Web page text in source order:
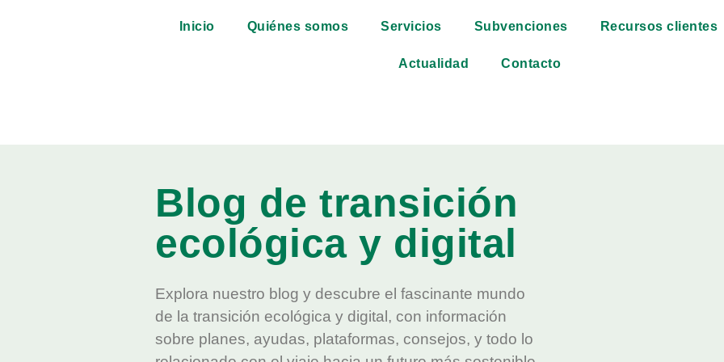
Inicio Quiénes somos Servicios Subvenciones Recursos clientes
Actualidad Contacto
Blog de transición
ecológica y digital
Explora nuestro blog y descubre el fascinante mundo
de la transición ecológica y digital, con información
sobre planes, ayudas, plataformas, consejos, y todo lo